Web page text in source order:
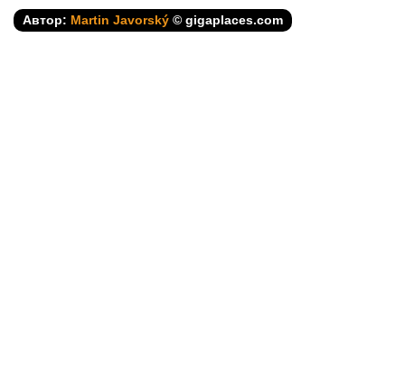
Автор: Martin Javorský © gigaplaces.com